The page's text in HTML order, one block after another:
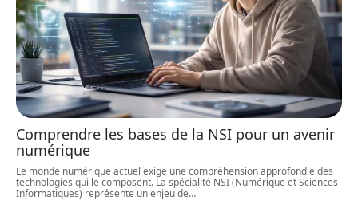
Comprendre les bases de la NSI pour un avenir
numérique
Le monde numérique actuel exige une compréhension approfondie des
technologies qui le composent. La spécialité NSI (Numérique et Sciences
Informatiques) représente un enjeu de…